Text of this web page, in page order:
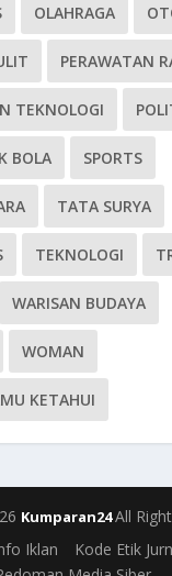
OLAHRAGA
PERAWATAN
TEKNOLOGI
BOLA SPORTS
TATA SURYA
TEKNOLOGI
WARISAN BUDAYA
WOMAN
KETAHUI
Kumparan24All
Iklan
Kode Etik